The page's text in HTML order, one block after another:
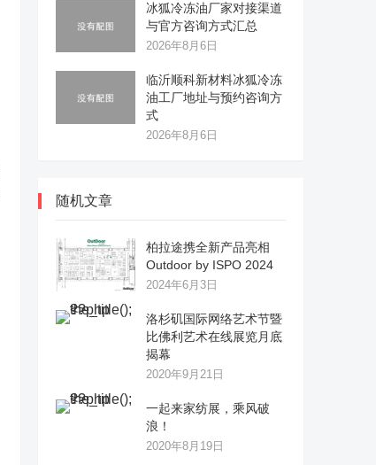
冰狐冷冻油厂家对接渠道
与官方咨询方式汇总
2026年8月6日
临沂顺科新材料冰狐冷冻
油工厂地址与预约咨询方
式
2026年8月6日
随机文章
柏拉途携全新产品亮相
Outdoor by ISPO 2024
2024年6月3日
洛杉矶国际网络艺术节暨
比佛利艺术在线展览月底
揭幕
2020年9月21日
一起来家纺展，乘风破
浪！
2020年8月19日